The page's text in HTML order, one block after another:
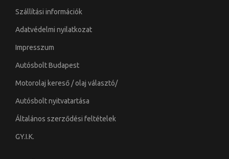
Szállítási információk
Adatvédelmi nyilatkozat
Impresszum
Autósbolt Budapest
Motorolaj kereső / olaj választó/
Autósbolt nyitvatartása
Általános szerződési feltételek
GY.I.K.